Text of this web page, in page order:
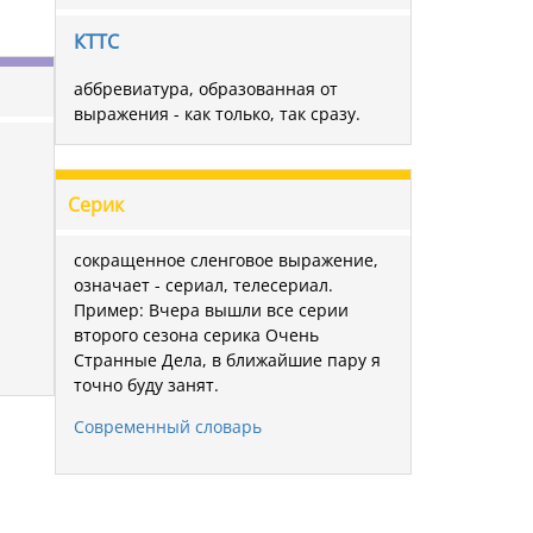
КТТС
аббревиатура, образованная от
выражения - как только, так сразу.
Серик
сокращенное сленговое выражение,
означает - сериал, телесериал.
Пример: Вчера вышли все серии
второго сезона серика Очень
Странные Дела, в ближайшие пару я
точно буду занят.
Современный словарь